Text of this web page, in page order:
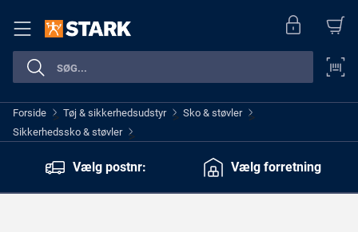
Forside > Tøj & sikkerhedsudstyr > Sko & støvler >
Sikkerhedssko & støvler >
Vælg postnr:
Vælg forretning